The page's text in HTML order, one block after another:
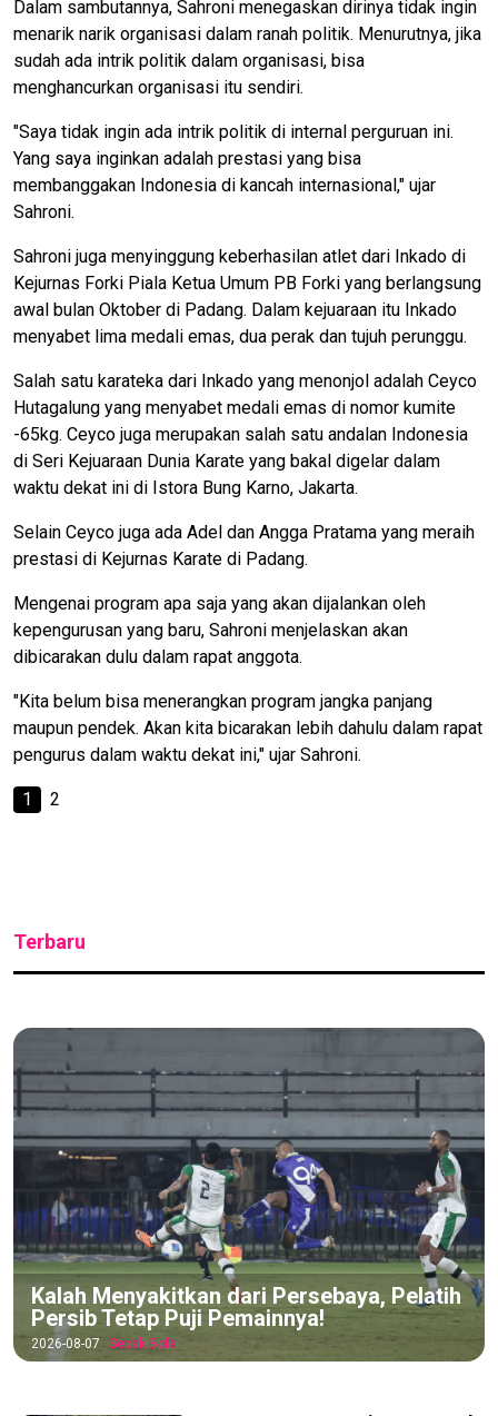
Dalam sambutannya, Sahroni menegaskan dirinya tidak ingin
menarik narik organisasi dalam ranah politik. Menurutnya, jika
sudah ada intrik politik dalam organisasi, bisa
menghancurkan organisasi itu sendiri.
"Saya tidak ingin ada intrik politik di internal perguruan ini.
Yang saya inginkan adalah prestasi yang bisa
membanggakan Indonesia di kancah internasional," ujar
Sahroni.
Sahroni juga menyinggung keberhasilan atlet dari Inkado di
Kejurnas Forki Piala Ketua Umum PB Forki yang berlangsung
awal bulan Oktober di Padang. Dalam kejuaraan itu Inkado
menyabet lima medali emas, dua perak dan tujuh perunggu.
Salah satu karateka dari Inkado yang menonjol adalah Ceyco
Hutagalung yang menyabet medali emas di nomor kumite
-65kg. Ceyco juga merupakan salah satu andalan Indonesia
di Seri Kejuaraan Dunia Karate yang bakal digelar dalam
waktu dekat ini di Istora Bung Karno, Jakarta.
Selain Ceyco juga ada Adel dan Angga Pratama yang meraih
prestasi di Kejurnas Karate di Padang.
Mengenai program apa saja yang akan dijalankan oleh
kepengurusan yang baru, Sahroni menjelaskan akan
dibicarakan dulu dalam rapat anggota.
"Kita belum bisa menerangkan program jangka panjang
maupun pendek. Akan kita bicarakan lebih dahulu dalam rapat
pengurus dalam waktu dekat ini," ujar Sahroni.
1 2
Terbaru
Kalah Menyakitkan dari Persebaya, Pelatih
Persib Tetap Puji Pemainnya!
2026-08-07 Sepak Bola